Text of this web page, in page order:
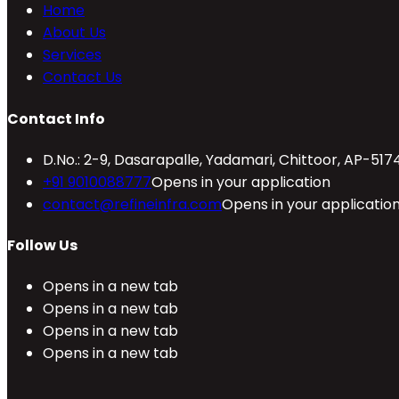
Home
About Us
Services
Contact Us
Contact Info
D.No.: 2-9, Dasarapalle, Yadamari, Chittoor, AP-
+91 9010088777Opens in your application
contact@refineinfra.comOpens in your
Follow Us
Opens in a new tab
Opens in a new tab
Opens in a new tab
Opens in a new tab